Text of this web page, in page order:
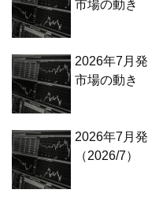
市場の動き
2026年7月
市場の動き
2026年7月
（2026/7）